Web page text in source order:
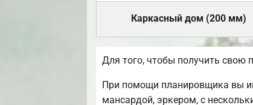
Каркасный дом (200 мм)
Для того, чтобы получить свою
При помощи планировщика вы
мансардой, эркером, с